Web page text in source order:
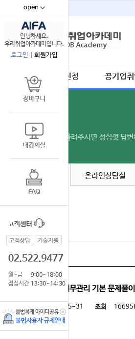
open
로그인 회원가입
수강신청 공기업
공지사항 온라인상담실
공지사항
[실강]지한송 재무관리 기본 문제풀이
등록일 2021-05-31 조회
첨부파일